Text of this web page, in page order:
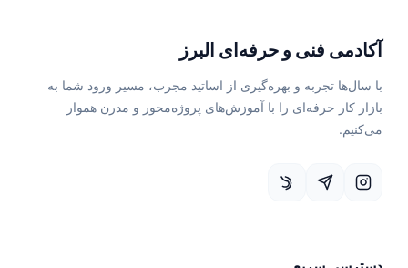
آکادمی فنی و حرفه‌ای البرز
با سال‌ها تجربه و بهره‌گیری از اساتید مجرب، مسیر ورود شما به
بازار کار حرفه‌ای را با آموزش‌های پروژه‌محور و مدرن هموار
می‌کنیم.